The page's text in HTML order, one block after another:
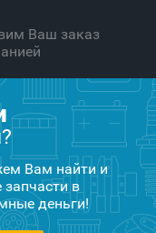
Ваш заказ
Вам найти и
в
деньги!